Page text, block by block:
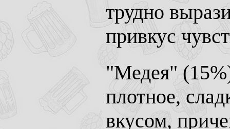
трудно
привкус
"Медея"
плотное,
вкусом,